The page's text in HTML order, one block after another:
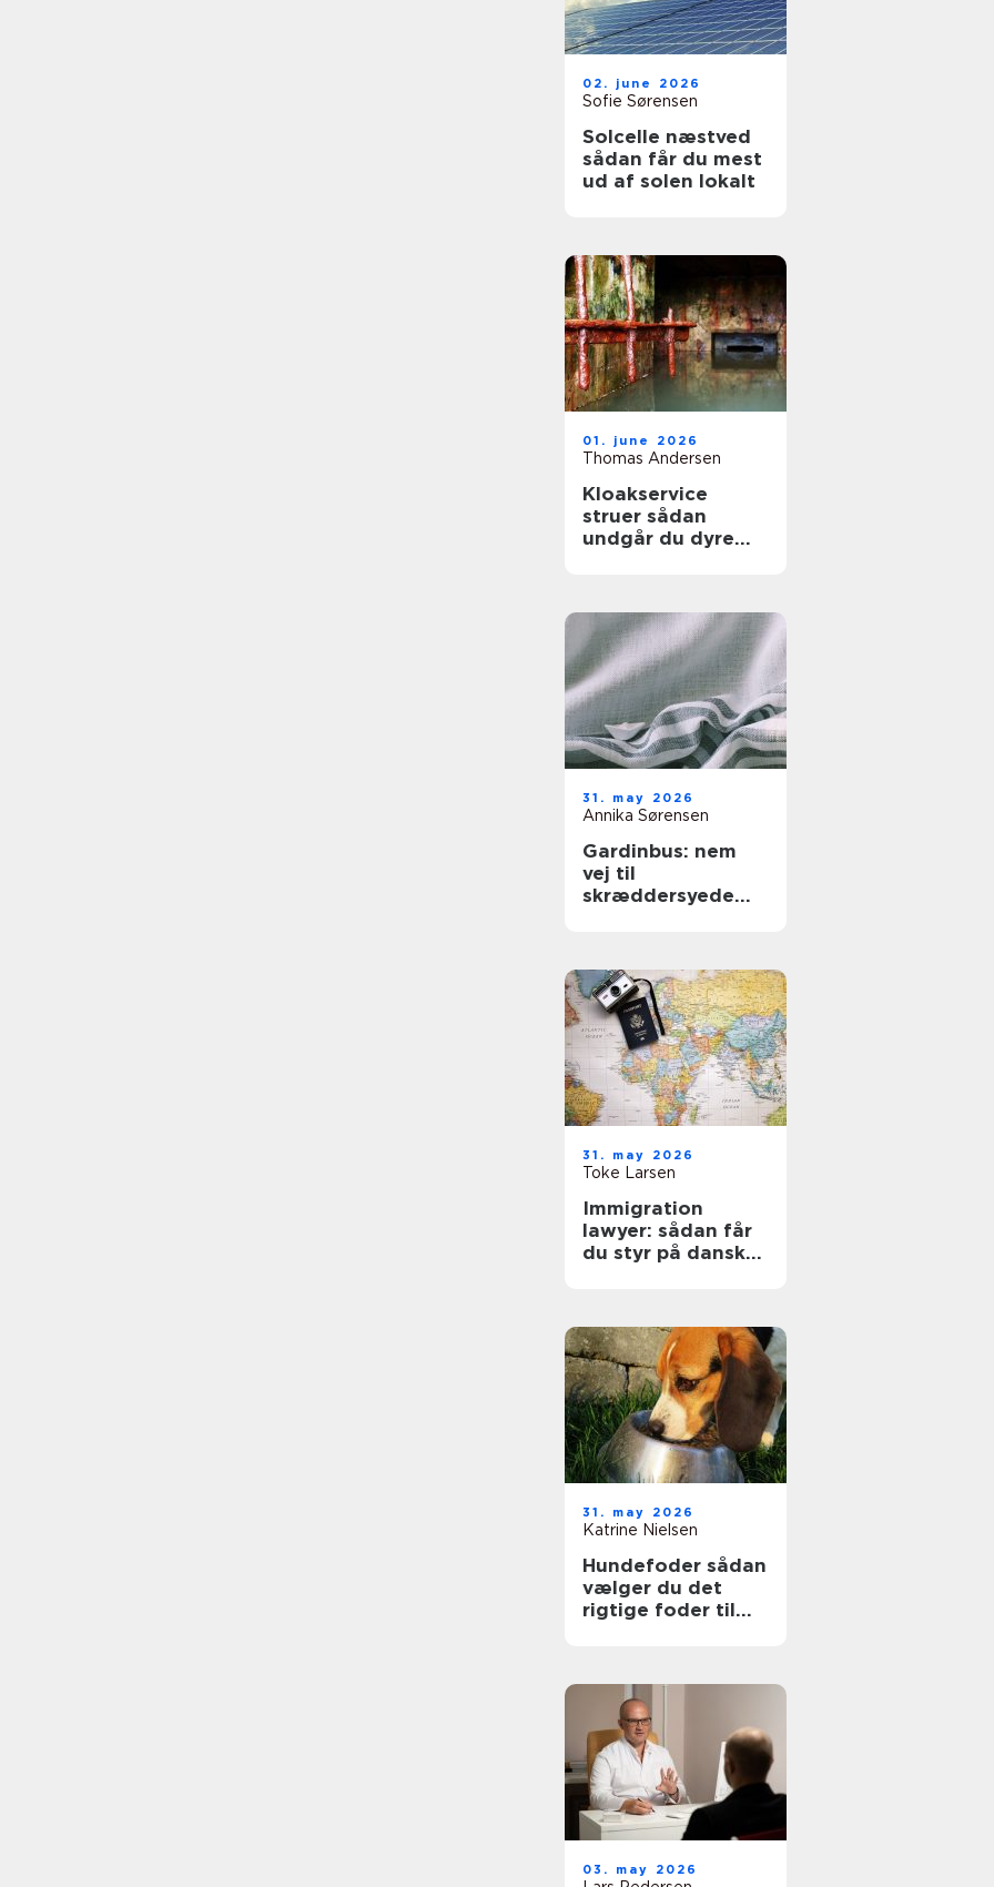
02. june 2026
Sofie Sørensen
Solcelle næstved
sådan får du mest
ud af solen lokalt
01. june 2026
Thomas Andersen
Kloakservice
struer sådan
undgår du dyre
31. may 2026
Annika Sørensen
Gardinbus: nem
vej til
skræddersyede
31. may 2026
Toke Larsen
Immigration
lawyer: sådan får
du styr på dansk
31. may 2026
Katrine Nielsen
Hundefoder sådan
vælger du det
rigtige foder til
03. may 2026